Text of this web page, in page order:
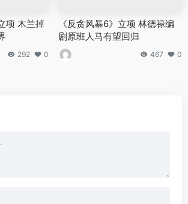
项 木兰掉
292 0
《反贪风暴6》立项 林德禄编
剧原班人马有望回归
467 0